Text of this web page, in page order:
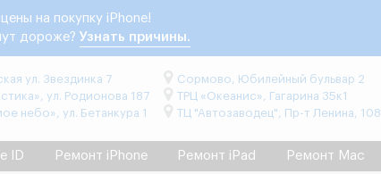
на покупку iPhone!
дороже? Узнать причины.
ул. Звездинка 7
ул. Родионова 187
небо», ул. Бетанкура 1
Сормово, Юбилейный бульвар 2
ТРЦ «Океанис», Гагарина 35к1
ТЦ "Автозаводец", Пр-т Ленина, 108
ID Ремонт iPhone Ремонт iPad Ремонт Mac